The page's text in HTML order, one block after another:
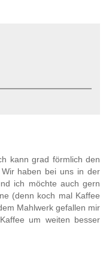
kann grad förmlich den
haben bei uns in der
ich möchte auch gern
(denn koch mal Kaffee
Mahlwerk gefallen mir
um weiten besser